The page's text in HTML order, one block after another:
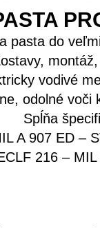
pasta do
vodivé
odolné voči
Spĺňa
A 907 ED –
216 –